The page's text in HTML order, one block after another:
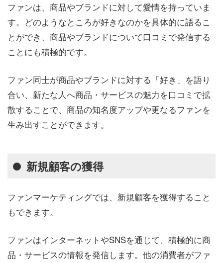
ファンは、商品やブランドに対して愛情を持っていま
す。どのようなところが好きなのかを具体的に語るこ
とができ、商品やブランドについて口コミで発信する
ことにも積極的です。
ファン同士が商品やブランドに対する「好き」を語り
合い、新たな人へ商品・サービスの魅力を口コミで拡
散することで、商品の知名度アップや更なるファンを
生み出すことができます。
新規顧客の獲得
ファンマーケティングでは、新規顧客を獲得すること
もできます。
ファンはインターネットやSNSを通じて、積極的に商
品・サービスの情報を発信します。他の消費者がファ